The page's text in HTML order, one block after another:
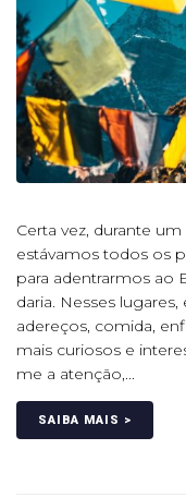
Certa vez, durante
estávamos todos os
para adentrarmos ao
daria. Nesses
adereços, comida,
mais curiosos e
me a atenção,...
SAIBA MAIS >